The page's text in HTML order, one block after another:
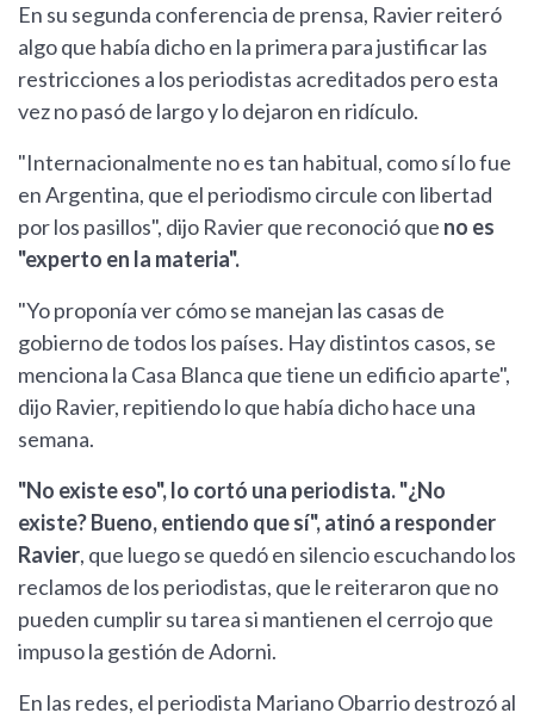
En su segunda conferencia de prensa, Ravier reiteró
algo que había dicho en la primera para justificar las
restricciones a los periodistas acreditados pero esta
vez no pasó de largo y lo dejaron en ridículo.
"Internacionalmente no es tan habitual, como sí lo fue
en Argentina, que el periodismo circule con libertad
por los pasillos", dijo Ravier que reconoció que no es
"experto en la materia".
"Yo proponía ver cómo se manejan las casas de
gobierno de todos los países. Hay distintos casos, se
menciona la Casa Blanca que tiene un edificio aparte",
dijo Ravier, repitiendo lo que había dicho hace una
semana.
"No existe eso", lo cortó una periodista. "¿No
existe? Bueno, entiendo que sí", atinó a responder
Ravier, que luego se quedó en silencio escuchando los
reclamos de los periodistas, que le reiteraron que no
pueden cumplir su tarea si mantienen el cerrojo que
impuso la gestión de Adorni.
En las redes, el periodista Mariano Obarrio destrozó al